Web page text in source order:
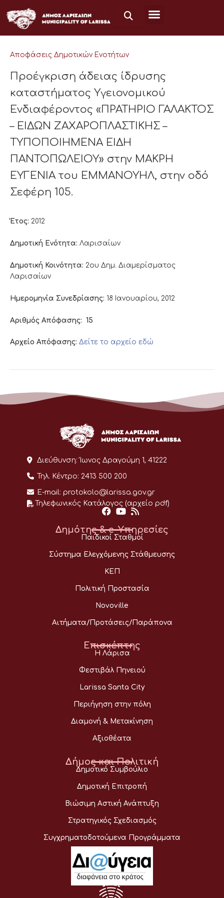
στο
περιεχόμενο
Αποφάσεις Δημοτικών Ενοτήτων
Προέγκριση άδειας ίδρυσης
καταστήματος Υγειονομικού
Ενδιαφέροντος «ΠΡΑΤΗΡΙΟ ΓΑΛΑΚΤΟΣ
– ΕΙΔΩΝ ΖΑΧΑΡΟΠΛΑΣΤΙΚΗΣ –
ΤΥΠΟΠΟΙΗΜΕΝΑ ΕΙΔΗ
ΠΑΝΤΟΠΩΛΕΙΟΥ» στην ΜΑΚΡΗ
ΕΥΓΕΝΙΑ του ΕΜΜΑΝΟΥΗΛ, στην οδό
Σεφέρη 105.
Έτος: 2012
Δημοτική Ενότητα: Λαρισαίων
Δημοτική Κοινότητα: 2ου Δημ. Διαμερίσματος
Λαρισαίων
Ημερομηνία Συνεδρίασης: 18 Ιανουαρίου, 2012
Αριθμός Απόφασης: 15
Αρχείο Απόφασης: Δείτε το αρχείο εδώ
Διεύθυνση: Ίωνος Δραγούμη 1, 41222
Τηλ. Κέντρο: 2413 500 200
E-mail: protokolo@larissa.gov.gr
Τηλεφωνικός Κατάλογος (αρχείο pdf)
Δημότης & e-Υπηρεσίες
Παιδικοί Σταθμοί
Σύστημα Ελεγχόμενης Στάθμευσης
ΚΕΠ
Πολιτική Προστασία
Novoville
Αιτήματα/Προτάσεις/Παράπονα
Επισκέπτης
Η Λάρισα
Φεστιβάλ Πηνειού
Larissa Santa City
Περιήγηση στην πόλη
Διαμονή & Μετακίνηση
Αξιοθέατα
Δήμος και Πολιτική
Δημοτικό Συμβούλιο
Δημοτική Επιτροπή
Βιώσιμη Αστική Ανάπτυξη
Στρατηγικός Σχεδιασμός
Συγχρηματοδοτούμενα Προγράμματα